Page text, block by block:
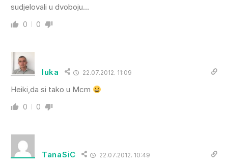
sudjelovali u dvoboju…
0 0
luka 22.07.2012. 11:09
Heiki,da si tako u Mcm
0 0
TanaSiC 22.07.2012. 10:49